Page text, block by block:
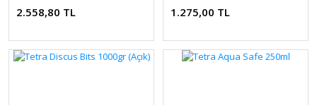
2.558,80 TL 1.275,00 TL